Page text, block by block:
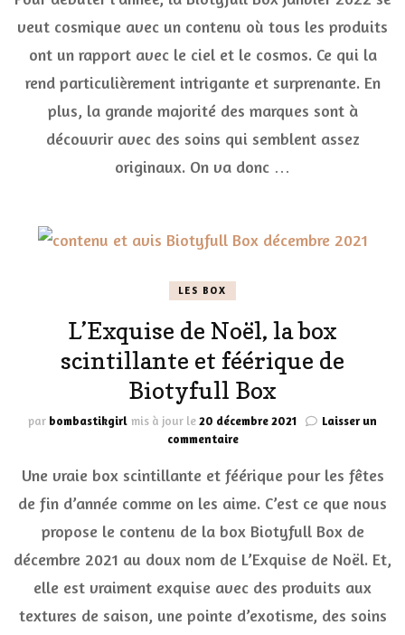
les
étoiles
la
Cosmique
Biotyfull
Box
janvier
veut cosmique avec un contenu où tous les produits
ont un rapport avec le ciel et le cosmos. Ce qui la
rend particulièrement intrigante et surprenante. En
plus, la grande majorité des marques sont à
découvrir avec des soins qui semblent assez
originaux. On va donc …
LES BOX
L’Exquise de Noël, la box
scintillante et féérique de
Biotyfull Box
par bombastikgirl mis à jour le20 décembre 2021
Laisser un
commentairesur
de
la
box
et
féérique
Biotyfull
Une vraie box scintillante et féérique pour les fêtes
de fin d’année comme on les aime. C’est ce que nous
propose le contenu de la box Biotyfull Box de
décembre 2021 au doux nom de L’Exquise de Noël. Et,
elle est vraiment exquise avec des produits aux
textures de saison, une pointe d’exotisme, des soins